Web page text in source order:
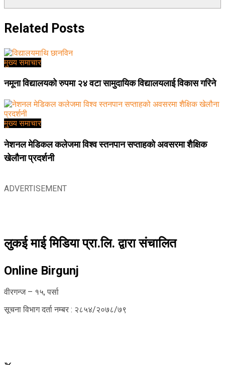
Related Posts
मुख्य समाचार
नमूना विद्यालयको रुपमा २४ वटा सामुदायिक विद्यालयलाई विकास गरिने
मुख्य समाचार
नेशनल मेडिकल कलेजमा विश्व स्तनपान सप्ताहको अवसरमा शैक्षिक
खेलौना प्रदर्शनी
ADVERTISEMENT
लुकई माई मिडिया प्रा.लि. द्वारा संचालित
Online Birgunj
वीरगन्ज – १५, पर्सा
सूचना विभाग दर्ता नम्बर : २८५४/२०७८/७९